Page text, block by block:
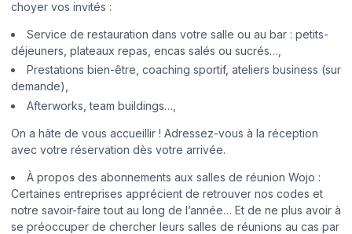
choyer vos invités :
Service de restauration dans votre salle ou au bar : petits-
déjeuners, plateaux repas, encas salés ou sucrés…,
Prestations bien-être, coaching sportif, ateliers business (sur
demande),
Afterworks, team buildings…,
On a hâte de vous accueillir ! Adressez-vous à la réception
avec votre réservation dès votre arrivée.
À propos des abonnements aux salles de réunion Wojo :
Certaines entreprises apprécient de retrouver nos codes et
notre savoir-faire tout au long de l’année… Et de ne plus avoir à
se préoccuper de chercher leurs salles de réunions au cas par